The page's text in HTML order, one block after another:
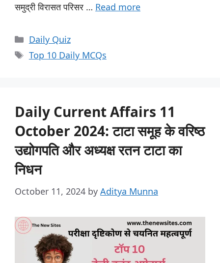
समुद्री विरासत परिसर … Read more
Daily Quiz
Top 10 Daily MCQs
Daily Current Affairs 11
October 2024: टाटा समूह के वरिष्ठ
उद्योगपति और अध्यक्ष रतन टाटा का
निधन
October 11, 2024 by Aditya Munna